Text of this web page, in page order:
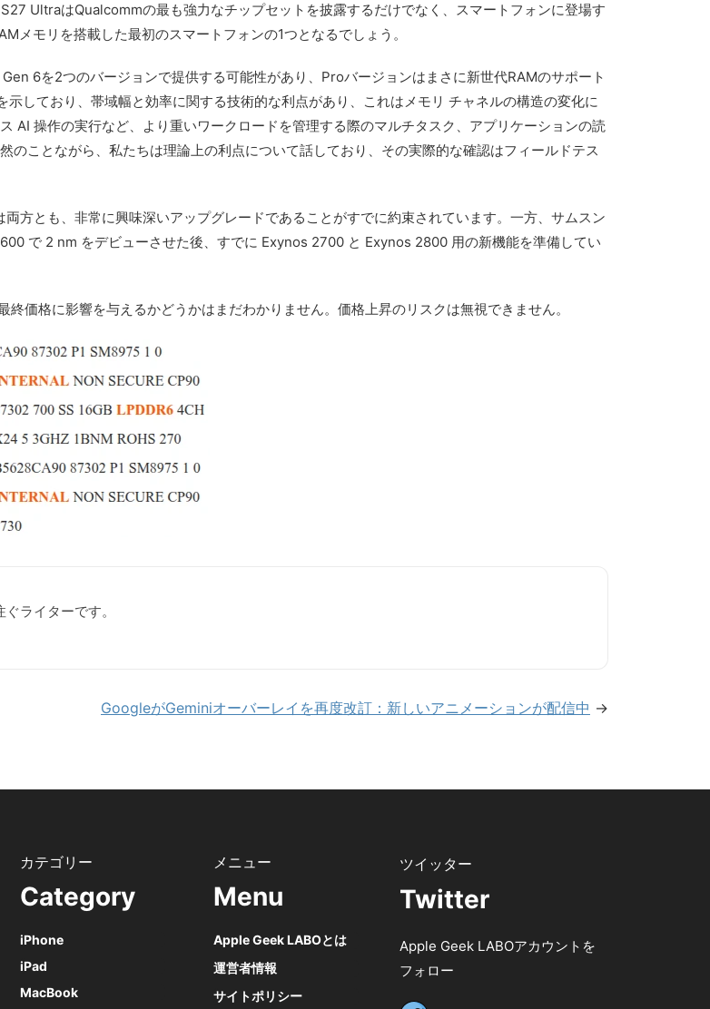
UltraはQualcommの最も強力なチップセットを披露するだけでなく、スマートフォンに登場す
メモリを搭載した最初のスマートフォンの1つとなるでしょう。
6を2つのバージョンで提供する可能性があり、Proバージョンはまさに新世代RAMのサポート
しており、帯域幅と効率に関する技術的な利点があり、これはメモリ チャネルの構造の変化に
AI 操作の実行など、より重いワークロードを管理する際のマルチタスク、アプリケーションの読
ことながら、私たちは理論上の利点について話しており、その実際的な確認はフィールドテス
方とも、非常に興味深いアップグレードであることがすでに約束されています。一方、サムスン
で 2 nm をデビューさせた後、すでに Exynos 2700 と Exynos 2800 用の新機能を準備してい
価格に影響を与えるかどうかはまだわかりません。価格上昇のリスクは無視できません。
ライターです。
GoogleがGeminiオーバーレイを再度改訂：新しいアニメーションが配信中 →
Category
iPhone
iPad
MacBook
Menu
Apple Geek LABOとは
運営者情報
サイトポリシー
Twitter
Apple Geek LABOアカウントを
フォロー